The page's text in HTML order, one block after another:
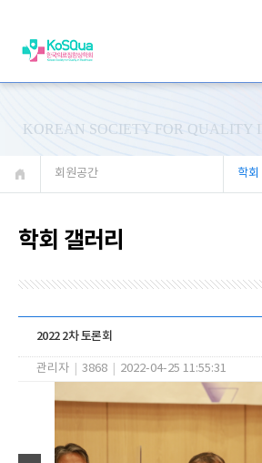
KOREAN SOCIETY FOR QUALITY
회원공간 학회
학회 갤러리
2022 2차 토론회
관리자 3868 2022-04-25 11:55:31